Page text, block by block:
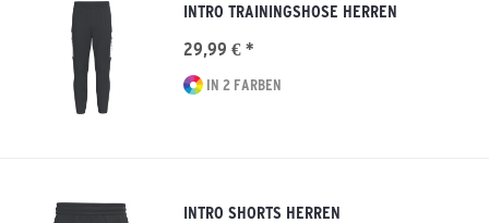
INTRO TRAININGSHOSE HERREN
29,99 € *
IN 2 FARBEN
INTRO SHORTS HERREN